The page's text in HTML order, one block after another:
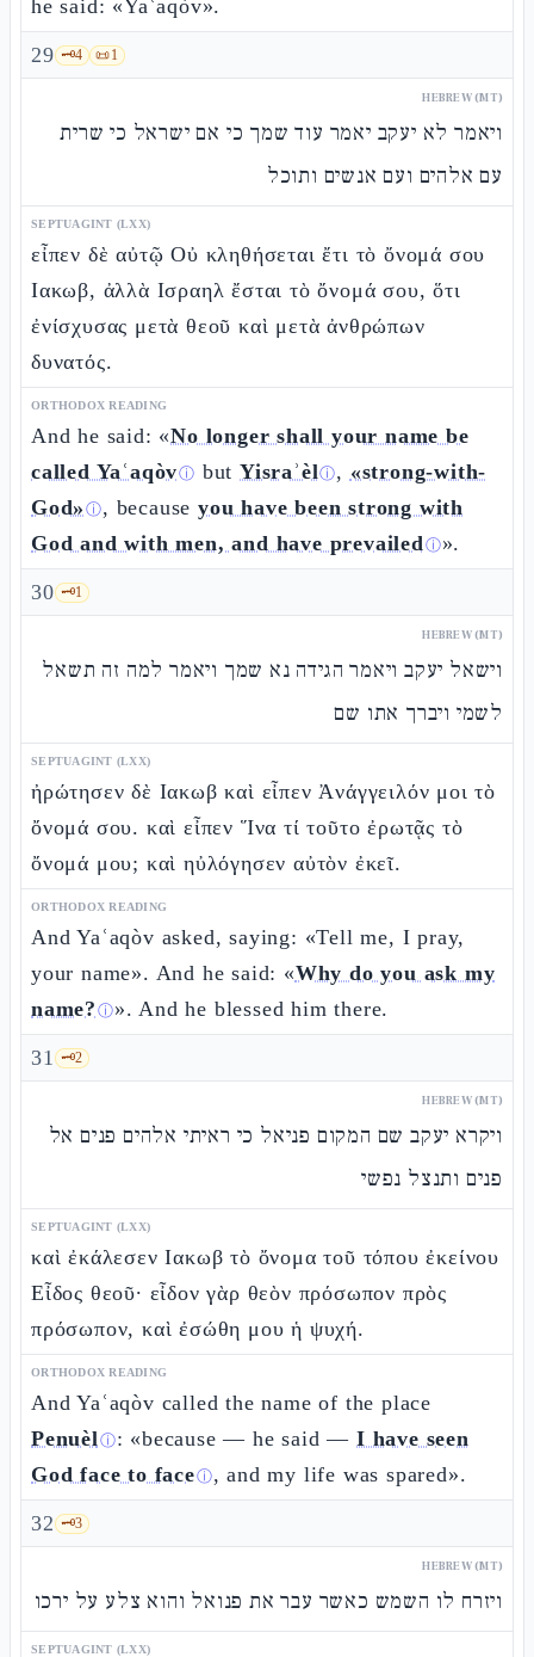
he said: «Yaʿaqòv».
29 🗝️4 📜1
HEBREW (MT)
ויאמר לא יעקב יאמר עוד שמך כי אם ישראל כי שרית
עם אלהים ועם אנשים ותוכל
SEPTUAGINT (LXX)
εἶπεν δὲ αὐτῷ Οὐ κληθήσεται ἔτι τὸ ὄνομά σου
Ιακωβ, ἀλλὰ Ισραηλ ἔσται τὸ ὄνομά σου, ὅτι
ἐνίσχυσας μετὰ θεοῦ καὶ μετὰ ἀνθρώπων
δυνατός.
ORTHODOX READING
And he said: «No longer shall your name be
called Yaʿaqòvⓘ butYisraʾèlⓘ, «strong-with-
God» ⓘ, becauseyou have been strong with
God and with men, and have prevailedⓘ».
30 🗝️1
HEBREW (MT)
וישאל יעקב ויאמר הגידה נא שמך ויאמר למה זה תשאל
לשמי ויברך אתו שם
SEPTUAGINT (LXX)
ἠρώτησεν δὲ Ιακωβ καὶ εἶπεν Ἀνάγγειλόν μοι τὸ
ὄνομά σου. καὶ εἶπεν Ἵνα τί τοῦτο ἐρωτᾷς τὸ
ὄνομά μου; καὶ ηὐλόγησεν αὐτὸν ἐκεῖ.
ORTHODOX READING
And Yaʿaqòv asked, saying: «Tell me, I pray,
your name». And he said: «Why do you ask my
name? ⓘ». And he blessed him there.
31 🗝️2
HEBREW (MT)
ויקרא יעקב שם המקום פניאל כי ראיתי אלהים פנים אל
פנים ותנצל נפשי
SEPTUAGINT (LXX)
καὶ ἐκάλεσεν Ιακωβ τὸ ὄνομα τοῦ τόπου ἐκείνου
Εἶδος θεοῦ· εἶδον γὰρ θεὸν πρόσωπον πρὸς
πρόσωπον, καὶ ἐσώθη μου ἡ ψυχή.
ORTHODOX READING
And Yaʿaqòv called the name of the place
Penuèlⓘ: «because — he said —I have seen
God face to faceⓘ, and my life was spared».
32 🗝️3
HEBREW (MT)
ויזרח לו השמש כאשר עבר את פנואל והוא צלע על ירכו
SEPTUAGINT (LXX)